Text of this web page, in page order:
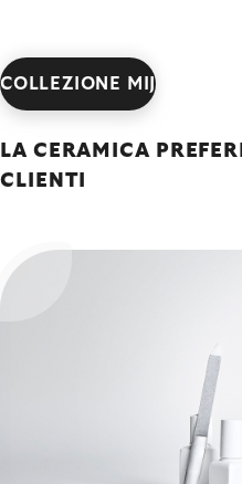
COLLEZIONE MIJ
LA CERAMICA
CLIENTI